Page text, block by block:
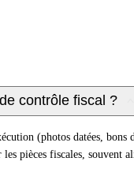
contrôle fiscal ?
(photos datées,
pièces fiscales, souvent